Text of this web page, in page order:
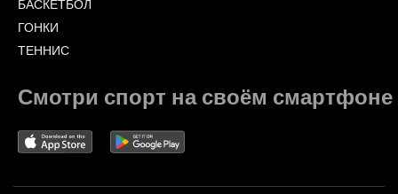
БАСКЕТБОЛ
ГОНКИ
ТЕННИС
Смотри спорт на своём смартфоне